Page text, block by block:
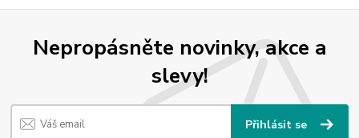
Nepropásněte novinky, akce a
slevy!
Přihlásit se